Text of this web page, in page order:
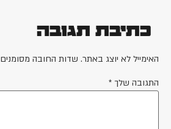
כתיבת תגובה
האימייל לא יוצג באתר. שדות החובה מסומנים
התגובה שלך *